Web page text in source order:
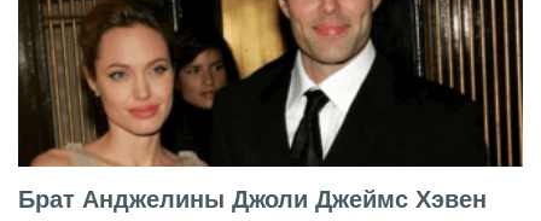
Брат Анджелины Джоли Джеймс Хэвен